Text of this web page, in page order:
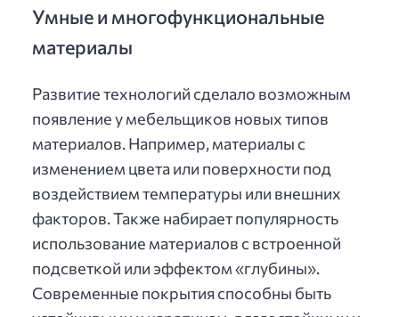
Умные и многофункциональные
материалы
Развитие технологий сделало возможным
появление у мебельщиков новых типов
материалов. Например, материалы с
изменением цвета или поверхности под
воздействием температуры или внешних
факторов. Также набирает популярность
использование материалов с встроенной
подсветкой или эффектом «глубины».
Современные покрытия способны быть